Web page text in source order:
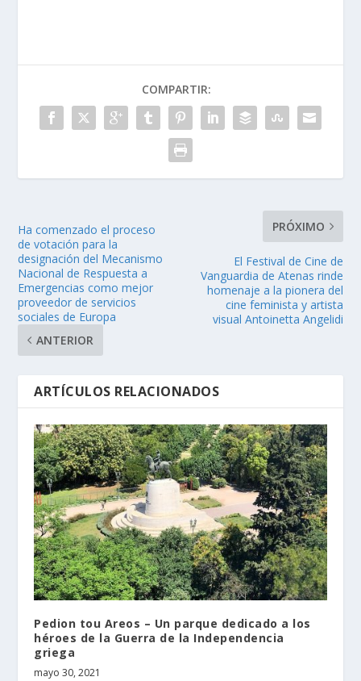
COMPARTIR:
Ha comenzado el proceso
de votación para la
designación del Mecanismo
Nacional de Respuesta a
Emergencias como mejor
proveedor de servicios
sociales de Europa
ANTERIOR
PRÓXIMO
El Festival de Cine de
Vanguardia de Atenas rinde
homenaje a la pionera del
cine feminista y artista
visual Antoinetta Angelidi
ARTÍCULOS RELACIONADOS
Pedion tou Areos – Un parque dedicado a los
héroes de la Guerra de la Independencia
griega
mayo 30, 2021